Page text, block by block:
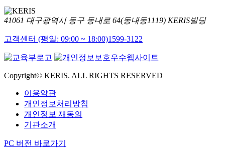
41061 대구광역시 동구 동내로 64(동내동1119) KERIS빌딩
고객센터 (평일: 09:00 ~ 18:00)1599-3122
Copyright© KERIS. ALL RIGHTS RESERVED
이용약관
개인정보처리방침
개인정보 재동의
기관소개
PC 버전 바로가기